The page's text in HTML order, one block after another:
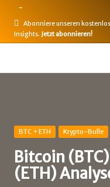
Skip
-
Abonniere unseren
Insights. Jetzt abonnieren!
B
c
o
i
Posted
BTC + ETH Krypto-Bulle
Bitcoin
(ETH)